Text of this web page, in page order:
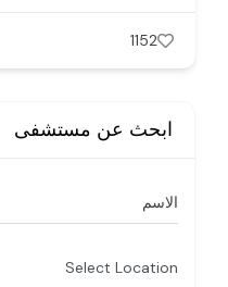
1152
ابحث عن مستشفى
الاسم
Select Location